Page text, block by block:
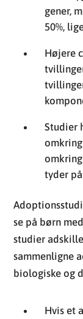
gener,
50%,
Højere
Studier
tyder
se på børn
studier
sammenligne
biologiske og
Hvis et